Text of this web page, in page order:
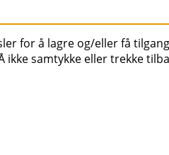
for å lagre og/eller få
samtykke eller trekke